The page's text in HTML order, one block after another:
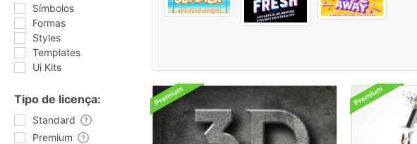
Símbolos
Formas
Styles
Templates
Ui Kits
Tipo de licença:
Standard
Premium